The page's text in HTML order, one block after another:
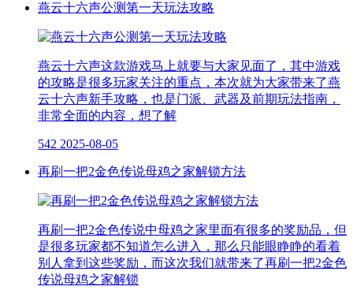
燕云十六声公测第一天玩法攻略
燕云十六声这款游戏马上就要与大家见面了，其中游戏
的攻略是很多玩家关注的重点，本次就为大家带来了燕
云十六声新手攻略，也是门派、武器及前期玩法指南，
非常全面的内容，想了解
542 2025-08-05
再刷一把2金色传说母鸡之家解锁方法
再刷一把2金色传说中母鸡之家里面有很多的奖励品，但
是很多玩家都不知道怎么进入，那么只能眼睁睁的看着
别人拿到这些奖励，而这次我们就带来了再刷一把2金色
传说母鸡之家解锁